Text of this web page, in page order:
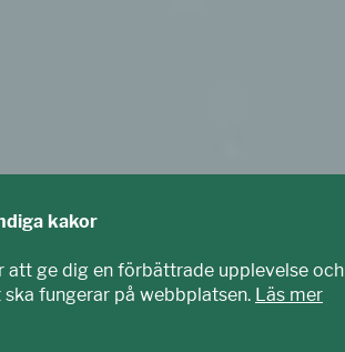
kakor
ge dig en förbättrade upplevelse och
fungerar på webbplatsen. Läs mer